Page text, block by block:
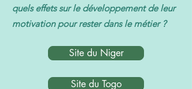
quels effets sur le développement de leur
motivation pour rester dans le métier ?
Site du Niger
Site du Togo